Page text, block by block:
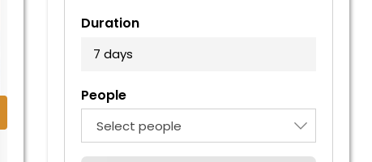
4 estrellas
Duration
7 days
People
Select people